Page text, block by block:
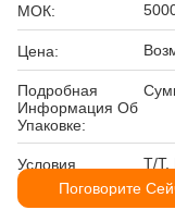
МОК:
Цена:
Подробная
Информация Об
Упаковке:
Условия
Оплаты:
Т/Т,
Поговорите